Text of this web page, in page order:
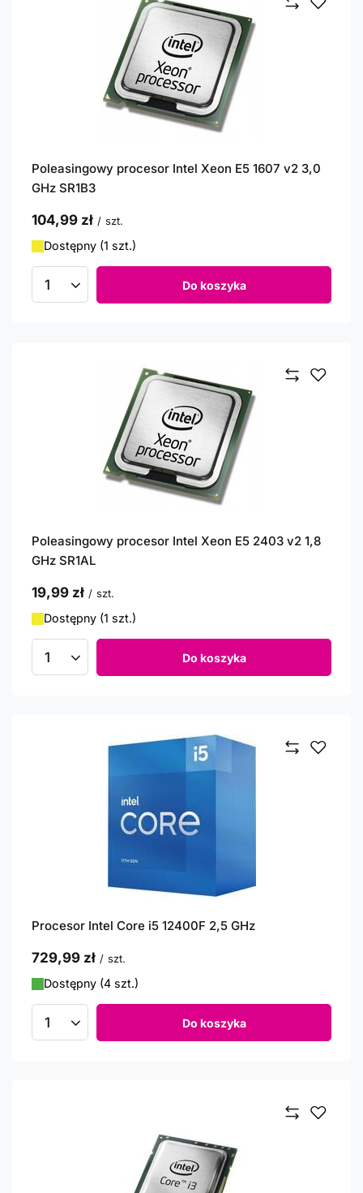
Poleasingowy procesor Intel Xeon E5 1607 v2 3,0
GHz SR1B3
104,99 zł / szt.
Dostępny (1 szt.)
Ilość produktów Do koszyka
Poleasingowy procesor Intel Xeon E5 2403 v2 1,8
GHz SR1AL
19,99 zł / szt.
Dostępny (1 szt.)
Ilość produktów Do koszyka
Procesor Intel Core i5 12400F 2,5 GHz
729,99 zł / szt.
Dostępny (4 szt.)
Ilość produktów Do koszyka